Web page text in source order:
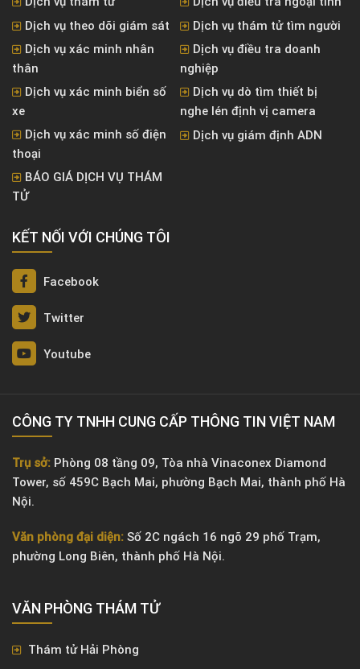
Dịch vụ theo dõi giám sát
Dịch vụ thám tử tìm người
Dịch vụ xác minh nhân
thân
Dịch vụ điều tra doanh
nghiệp
Dịch vụ xác minh biển số
xe
Dịch vụ dò tìm thiết bị
nghe lén định vị camera
Dịch vụ xác minh số điện
thoại
Dịch vụ giám định ADN
BÁO GIÁ DỊCH VỤ THÁM
TỬ
KẾT NỐI VỚI CHÚNG TÔI
Facebook
Twitter
Youtube
CÔNG TY TNHH CUNG CẤP THÔNG TIN VIỆT NAM
Trụ sở: Phòng 08 tầng 09, Tòa nhà Vinaconex Diamond
Tower, số 459C Bạch Mai, phường Bạch Mai, thành phố Hà
Nội.
Văn phòng đại diện: Số 2C ngách 16 ngõ 29 phố Trạm,
phường Long Biên, thành phố Hà Nội.
VĂN PHÒNG ​THÁM TỬ
Thám tử Hải Phòng